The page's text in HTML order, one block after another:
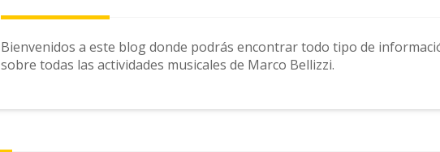
Bienvenidos a este blog donde podrás encontrar todo tipo de
sobre todas las actividades musicales de Marco Bellizzi.